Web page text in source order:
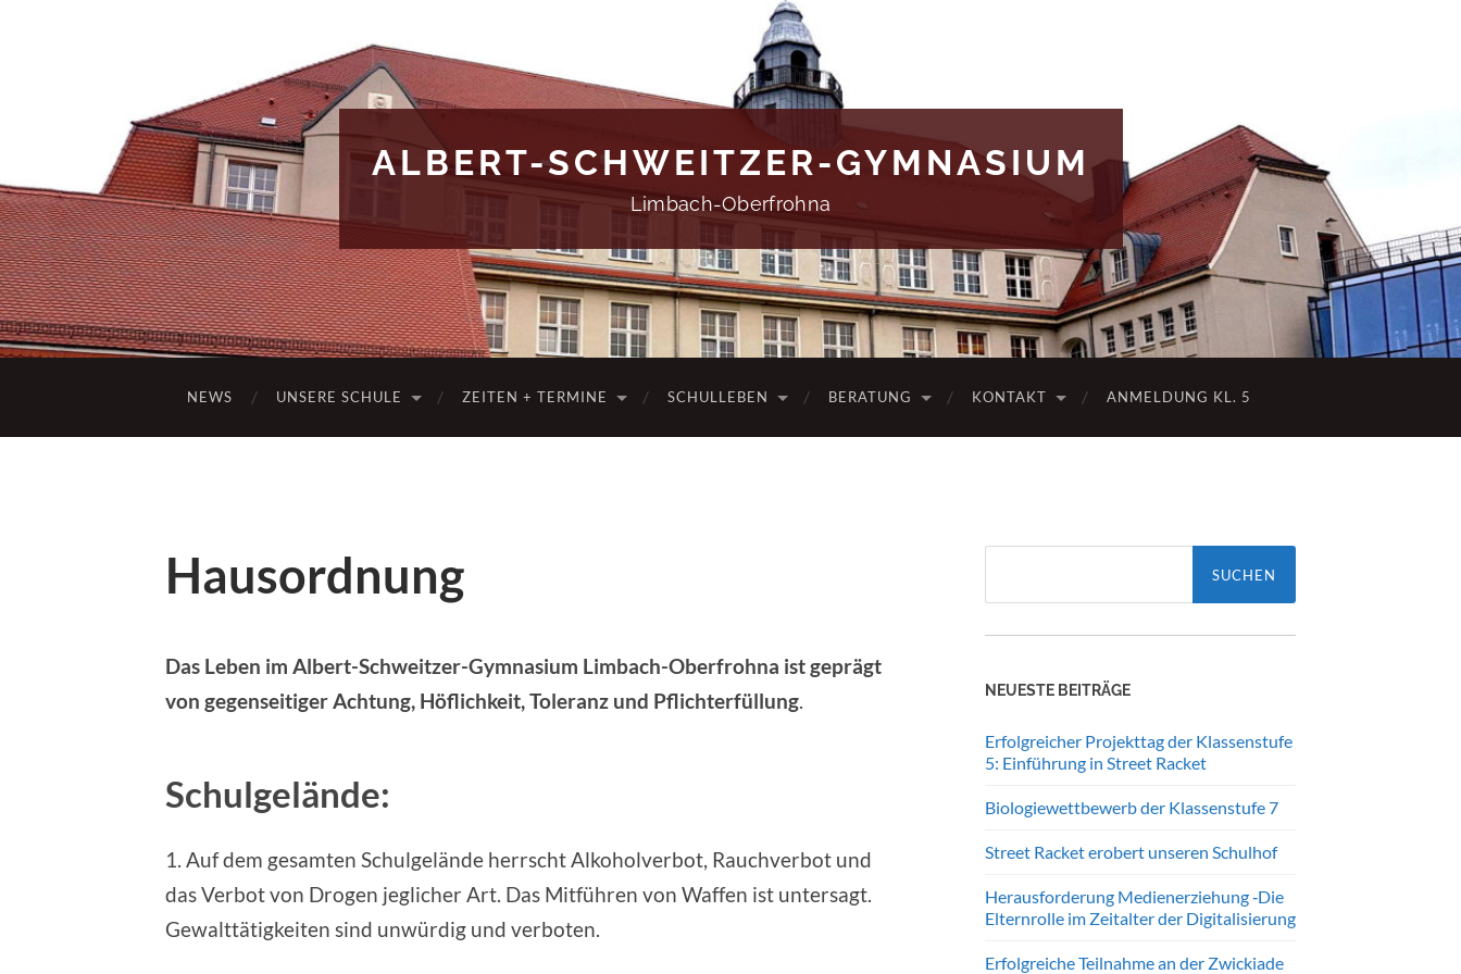
ALBERT-SCHWEITZER-GYMNASIUM
Limbach-Oberfrohna
NEWS UNSERE SCHULE ZEITEN + TERMINE SCHULLEBEN BERATUNG KONTAKT ANMELDUNG KL. 5
Hausordnung
Das Leben im Albert-Schweit­zer-Gym­na­si­um Lim­bach-Ober­froh­na ist geprägt
von gegen­sei­ti­ger Ach­tung, Höf­lich­keit, Tole­ranz und Pflicht­er­fül­lung.
Schulgelände:
1. Auf dem gesam­ten Schul­ge­län­de herrscht Alko­hol­ver­bot, Rauch­ver­bot und
das Ver­bot von Dro­gen jeg­li­cher Art. Das Mit­füh­ren von Waf­fen ist unter­sagt.
Gewalt­tä­tig­kei­ten sind unwür­dig und verboten.
Suchen
NEUESTE BEITRÄGE
Erfolgreicher Projekttag der Klassenstufe
5: Einführung in Street Racket
Biologiewettbewerb der Klassenstufe 7
Street Racket erobert unseren Schulhof
Herausforderung Medienerziehung ‑Die
Elternrolle im Zeitalter der Digitalisierung
Erfolgreiche Teilnahme an der Zwickiade